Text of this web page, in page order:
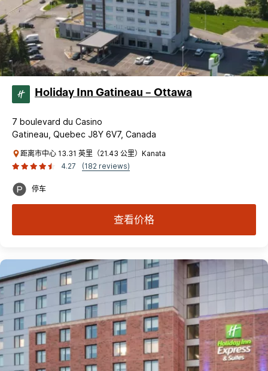
Holiday Inn Gatineau – Ottawa
7 boulevard du Casino
Gatineau, Quebec J8Y 6V7, Canada
距离市中心 13.31 英里（21.43 公里）Kanata
4.27
(182 reviews)
停车
查看价格